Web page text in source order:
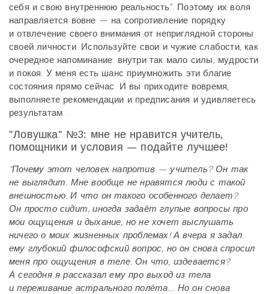
себя и свою внутреннюю реальность". Поэтому их воля
направляется вовне — на сопротивление порядку
и отвлечение своего внимания от неприглядной стороны
своей личности. Используйте свои и чужие слабости, как
очередное напоминание: внутри так мало силы, мудрости
и покоя. У меня есть шанс приумножить эти благие
состояния прямо сейчас. И вы приходите вовремя,
выполняете рекомендации и предписания и удивляетесь
результатам…
"Ловушка" №3: мне не нравится учитель,
помощники и условия — подайте лучшее!
"Почему этот человек напротив — учитель? Он так
не выглядит. Мне вообще не нравятся люди с такой
внешностью. И что он такого особенного делает?
Он просто сидит, иногда задаёт глупые вопросы про
мои ощущения и дыхание, но не хочет выслушать
ничего о моих жизненных проблемах! А вчера я задал
ему глубокий философский вопрос, но он снова спросил
меня про ощущения в теле. Он что, издевается?
А сегодня я рассказал ему про выход из тела
и переживание астрального полёта… Но он снова